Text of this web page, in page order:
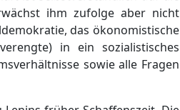
ihm zufolge aber nicht
das ökonomistische
in ein sozialistisches
sowie alle Fragen